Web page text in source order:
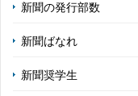
新聞の発行部数
新聞ばなれ
新聞奨学生